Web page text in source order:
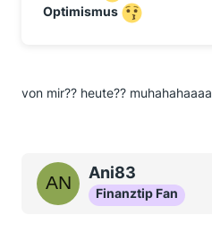
Optimismus
von mir?? heute?? muhahahaaaa
Ani83
Finanztip Fan